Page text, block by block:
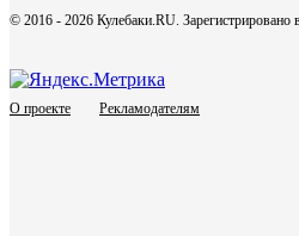
© 2016 - 2026 Кулебаки.RU.
О проекте Рекламодателям